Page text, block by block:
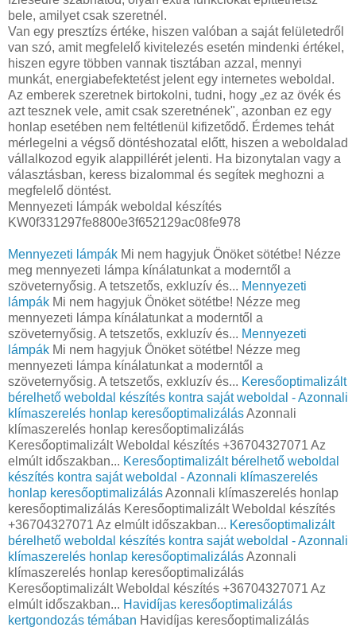
bele, amilyet csak szeretnél.
Van egy presztízs értéke, hiszen valóban a saját felületedről
van szó, amit megfelelő kivitelezés esetén mindenki értékel,
hiszen egyre többen vannak tisztában azzal, mennyi
munkát, energiabefektetést jelent egy internetes weboldal.
Az emberek szeretnek birtokolni, tudni, hogy „ez az övék és
azt tesznek vele, amit csak szeretnének", azonban ez egy
honlap esetében nem feltétlenül kifizetődő. Érdemes tehát
mérlegelni a végső döntéshozatal előtt, hiszen a weboldalad
vállalkozod egyik alappillérét jelenti. Ha bizonytalan vagy a
választásban, keress bizalommal és segítek meghozni a
megfelelő döntést.
Mennyezeti lámpák weboldal készítés
KW0f331297fe8800e3f652129ac08fe978
Mennyezeti lámpák Mi nem hagyjuk Önöket sötétbe! Nézze
meg mennyezeti lámpa kínálatunkat a moderntől a
szöveternyősig. A tetszetős, exkluzív és... Mennyezeti
lámpák Mi nem hagyjuk Önöket sötétbe! Nézze meg
mennyezeti lámpa kínálatunkat a moderntől a
szöveternyősig. A tetszetős, exkluzív és... Mennyezeti
lámpák Mi nem hagyjuk Önöket sötétbe! Nézze meg
mennyezeti lámpa kínálatunkat a moderntől a
szöveternyősig. A tetszetős, exkluzív és... Keresőoptimalizált
bérelhető weboldal készítés kontra saját weboldal - Azonnali
klímaszerelés honlap keresőoptimalizálásAzonnali
klímaszerelés honlap keresőoptimalizálás
Keresőoptimalizált Weboldal készítés +36704327071 Az
elmúlt időszakban... Keresőoptimalizált bérelhető weboldal
készítés kontra saját weboldal - Azonnali klímaszerelés
honlap keresőoptimalizálásAzonnali klímaszerelés honlap
keresőoptimalizálás Keresőoptimalizált Weboldal készítés
+36704327071 Az elmúlt időszakban... Keresőoptimalizált
bérelhető weboldal készítés kontra saját weboldal - Azonnali
klímaszerelés honlap keresőoptimalizálásAzonnali
klímaszerelés honlap keresőoptimalizálás
Keresőoptimalizált Weboldal készítés +36704327071 Az
elmúlt időszakban... Havidíjas keresőoptimalizálás
kertgondozás témában Havidíjas keresőoptimalizálás